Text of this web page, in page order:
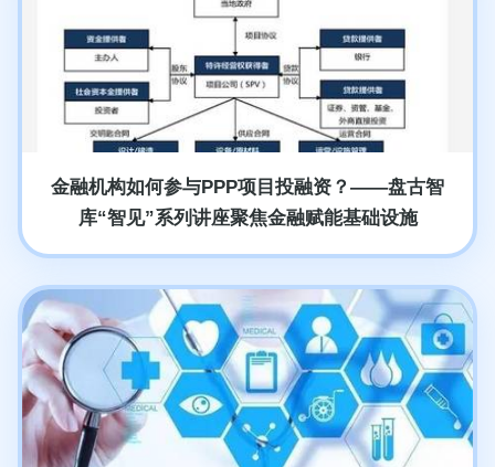
金融机构如何参与PPP项目投融资？——盘古智
库“智见”系列讲座聚焦金融赋能基础设施